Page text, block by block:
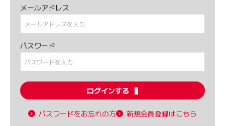
メールアドレス
パスワード
ログインする
パスワードをお忘れの方 新規会員登録はこちら